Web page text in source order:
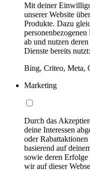
Mit deiner
unserer Website
Produkte. Dazu
ab und nutzen
Dienste bereits nutzt:
Bing, Criteo, Meta,
Marketing
Durch das
deine Interessen
oder
basierend auf
sowie deren
wir auf dieser